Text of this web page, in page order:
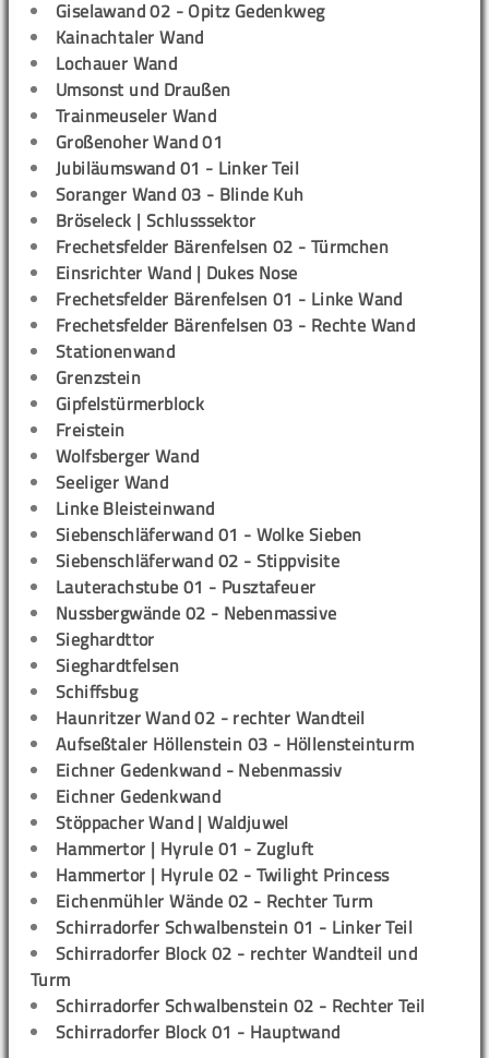
Giselawand 02 - Opitz Gedenkweg
Kainachtaler Wand
Lochauer Wand
Umsonst und Draußen
Trainmeuseler Wand
Großenoher Wand 01
Jubiläumswand 01 - Linker Teil
Soranger Wand 03 - Blinde Kuh
Bröseleck | Schlusssektor
Frechetsfelder Bärenfelsen 02 - Türmchen
Einsrichter Wand | Dukes Nose
Frechetsfelder Bärenfelsen 01 - Linke Wand
Frechetsfelder Bärenfelsen 03 - Rechte Wand
Stationenwand
Grenzstein
Gipfelstürmerblock
Freistein
Wolfsberger Wand
Seeliger Wand
Linke Bleisteinwand
Siebenschläferwand 01 - Wolke Sieben
Siebenschläferwand 02 - Stippvisite
Lauterachstube 01 - Pusztafeuer
Nussbergwände 02 - Nebenmassive
Sieghardttor
Sieghardtfelsen
Schiffsbug
Haunritzer Wand 02 - rechter Wandteil
Aufseßtaler Höllenstein 03 - Höllensteinturm
Eichner Gedenkwand - Nebenmassiv
Eichner Gedenkwand
Stöppacher Wand | Waldjuwel
Hammertor | Hyrule 01 - Zugluft
Hammertor | Hyrule 02 - Twilight Princess
Eichenmühler Wände 02 - Rechter Turm
Schirradorfer Schwalbenstein 01 - Linker Teil
Schirradorfer Block 02 - rechter Wandteil und
Turm
Schirradorfer Schwalbenstein 02 - Rechter Teil
Schirradorfer Block 01 - Hauptwand